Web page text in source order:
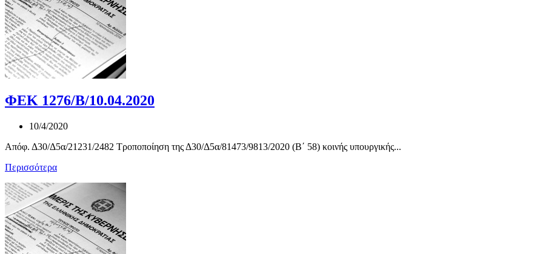
ΦΕΚ 1276/Β/10.04.2020
10/4/2020
Απόφ. Δ30/Δ5α/21231/2482 Τροποποίηση της Δ30/Δ5α/81473/9813/2020 (Β΄ 58) κοινής υπουργικής...
Περισσότερα